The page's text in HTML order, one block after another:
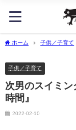
ホーム 子供／子育て
子供／子育て
次男のスイミ
時間』
2022-02-10